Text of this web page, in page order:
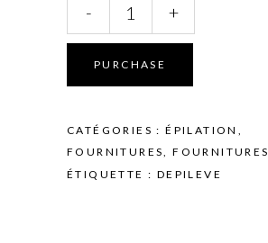
EPILATION
BANDE
-
EXTRA
FORTE
- +
PURCHASE
CATÉGORIES :ÉPILATION ,
FOURNITURES,FOURNITURES
ÉTIQUETTE : DEPILEVE